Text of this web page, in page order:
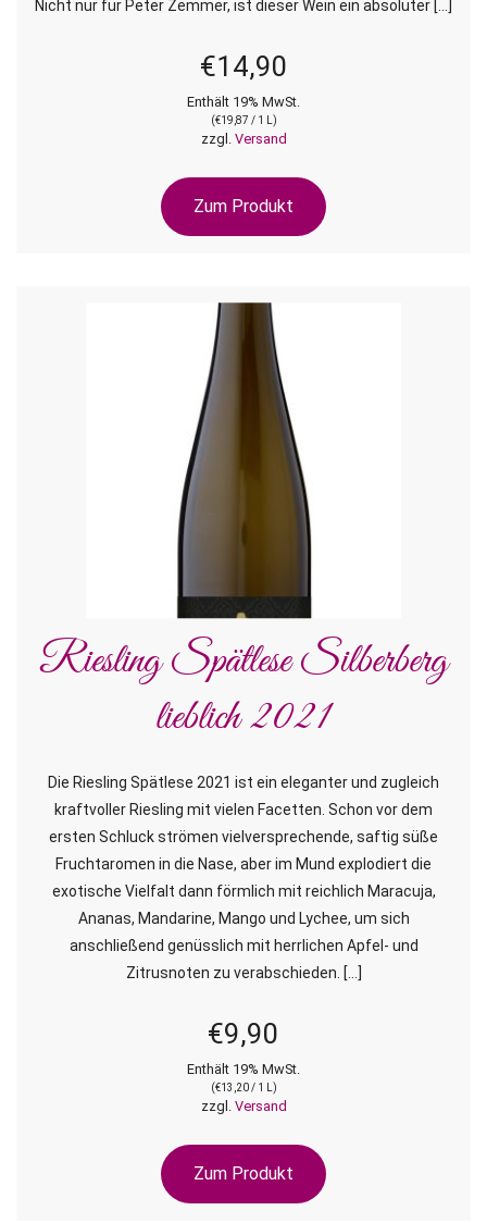
Nicht nur für Peter Zemmer, ist dieser Wein ein absoluter […]
€14,90
Enthält 19% MwSt.
(€19,87 / 1 L)
zzgl. Versand
Zum Produkt
Riesling Spätlese Silberberg
lieblich 2021
Die Riesling Spätlese 2021 ist ein eleganter und zugleich
kraftvoller Riesling mit vielen Facetten. Schon vor dem
ersten Schluck strömen vielversprechende, saftig süße
Fruchtaromen in die Nase, aber im Mund explodiert die
exotische Vielfalt dann förmlich mit reichlich Maracuja,
Ananas, Mandarine, Mango und Lychee, um sich
anschließend genüsslich mit herrlichen Apfel- und
Zitrusnoten zu verabschieden. […]
€9,90
Enthält 19% MwSt.
(€13,20/ 1 L)
zzgl. Versand
Zum Produkt